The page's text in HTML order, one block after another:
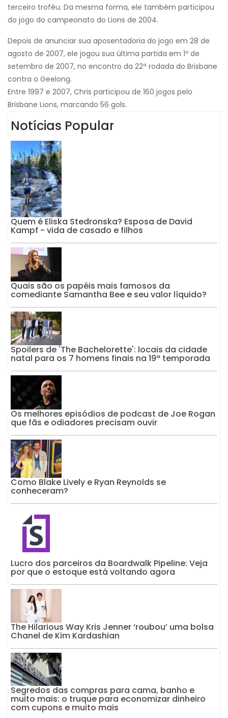
terceiro troféu. Da mesma forma, ele também participou
do jogo do campeonato do Lions de 2004.
Depois de anunciar sua aposentadoria do jogo em 28 de
agosto de 2007, ele jogou sua última partida em 1º de
setembro de 2007, no encontro da 22ª rodada do Brisbane
contra o Geelong.
Entre 1997 e 2007, Chris participou de 160 jogos pelo
Brisbane Lions, marcando 56 gols.
Notícias Popular
Quem é Eliska Stedronska? Esposa de David
Kampf - vida de casado e filhos
Quais são os papéis mais famosos da
comediante Samantha Bee e seu valor líquido?
Spoilers de 'The Bachelorette': locais da cidade
natal para os 7 homens finais na 19ª temporada
Os melhores episódios de podcast de Joe Rogan
que fãs e odiadores precisam ouvir
Como Blake Lively e Ryan Reynolds se
conheceram?
Lucro dos parceiros da Boardwalk Pipeline: Veja
por que o estoque está voltando agora
The Hilarious Way Kris Jenner ‘roubou’ uma bolsa
Chanel de Kim Kardashian
Segredos das compras para cama, banho e
muito mais: o truque para economizar dinheiro
com cupons e muito mais